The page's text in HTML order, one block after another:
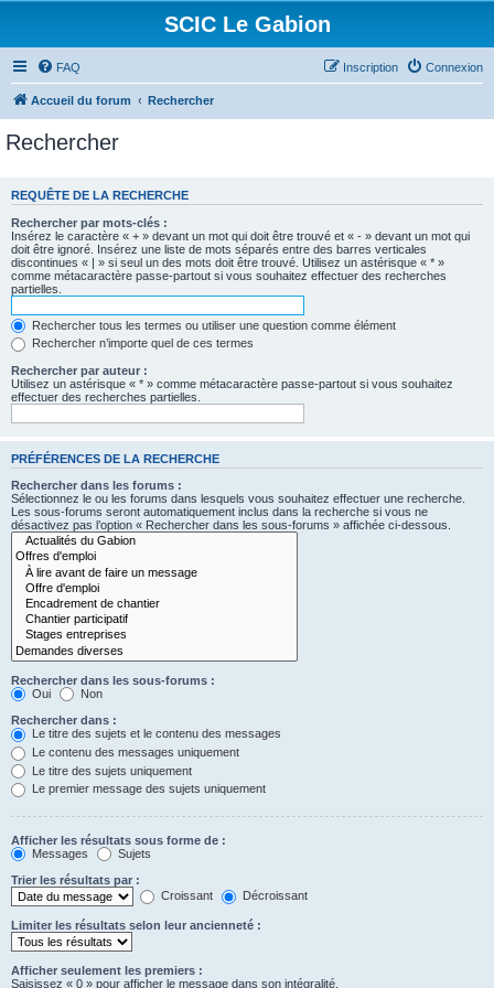
SCIC Le Gabion
FAQ Connexion
Inscription
Accueil du forum Rechercher
Rechercher
REQUÊTE DE LA RECHERCHE
Rechercher par mots-clés :
Insérez le caractère « + » devant un mot qui doit être trouvé et « - » devant un mot qui
doit être ignoré. Insérez une liste de mots séparés entre des barres verticales
discontinues « | » si seul un des mots doit être trouvé. Utilisez un astérisque « * »
comme métacaractère passe-partout si vous souhaitez effectuer des recherches
partielles.
Rechercher tous les termes ou utiliser une question comme élément
Rechercher n’importe quel de ces termes
Rechercher par auteur :
Utilisez un astérisque « * » comme métacaractère passe-partout si vous souhaitez
effectuer des recherches partielles.
PRÉFÉRENCES DE LA RECHERCHE
Rechercher dans les forums :
Sélectionnez le ou les forums dans lesquels vous souhaitez effectuer une recherche.
Les sous-forums seront automatiquement inclus dans la recherche si vous ne
désactivez pas l’option « Rechercher dans les sous-forums » affichée ci-dessous.
Rechercher dans les sous-forums :
Oui
Non
Rechercher dans :
Le titre des sujets et le contenu des messages
Le contenu des messages uniquement
Le titre des sujets uniquement
Le premier message des sujets uniquement
Afficher les résultats sous forme de :
Messages
Sujets
Trier les résultats par :
Croissant
Décroissant
Limiter les résultats selon leur ancienneté :
Afficher seulement les premiers :
Saisissez « 0 » pour afficher le message dans son intégralité.